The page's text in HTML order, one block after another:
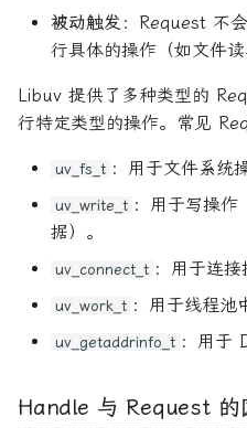
被动触发 ：Request 不
行具体的操作（如文件读
Libuv 提供了多种类型的
行特定类型的操作。常见
uv_fs_t ：用于文件系统
uv_write_t ：用于写操作
据）。
uv_connect_t ：用于连接
uv_work_t ：用于线程池
uv_getaddrinfo_t ：用于
Handle 与 Request 的